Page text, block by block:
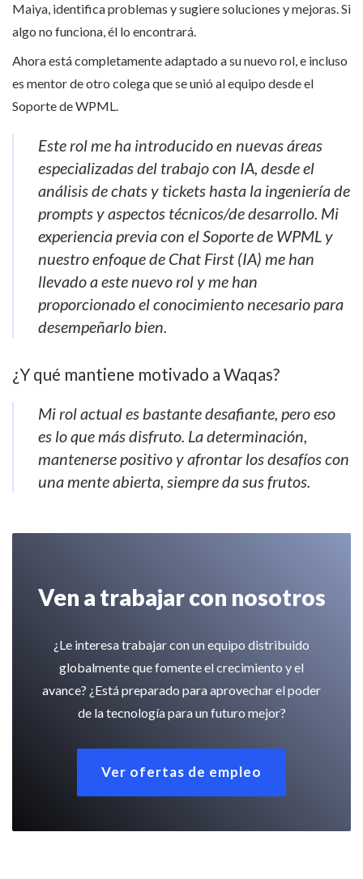
Maiya, identifica problemas y sugiere soluciones y mejoras. Si
algo no funciona, él lo encontrará.
Ahora está completamente adaptado a su nuevo rol, e incluso
es mentor de otro colega que se unió al equipo desde el
Soporte de WPML.
Este rol me ha introducido en nuevas áreas
especializadas del trabajo con IA, desde el
análisis de chats y tickets hasta la ingeniería de
prompts y aspectos técnicos/de desarrollo. Mi
experiencia previa con el Soporte de WPML y
nuestro enfoque de Chat First (IA) me han
llevado a este nuevo rol y me han
proporcionado el conocimiento necesario para
desempeñarlo bien.
¿Y qué mantiene motivado a Waqas?
Mi rol actual es bastante desafiante, pero eso
es lo que más disfruto. La determinación,
mantenerse positivo y afrontar los desafíos con
una mente abierta, siempre da sus frutos.
Ven a trabajar con nosotros
¿Le interesa trabajar con un equipo distribuido
globalmente que fomente el crecimiento y el
avance? ¿Está preparado para aprovechar el poder
de la tecnología para un futuro mejor?
Ver ofertas de empleo